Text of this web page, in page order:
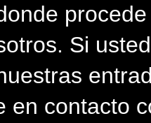
Si
en contacto